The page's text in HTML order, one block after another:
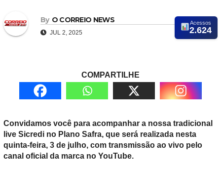
By O CORREIO NEWS
JUL 2, 2025
Acessos
2.624
COMPARTILHE
Convidamos você para acompanhar a nossa tradicional
live Sicredi no Plano Safra, que será realizada nesta
quinta-feira, 3 de julho, com transmissão ao vivo pelo
canal oficial da marca no YouTube.